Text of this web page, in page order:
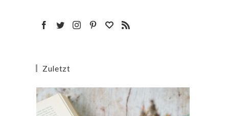
Zuletzt